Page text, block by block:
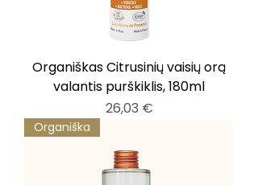
Organiškas Citrusinių vaisių orą
valantis purškiklis, 180ml
Kaina
26,03 €
Organiška